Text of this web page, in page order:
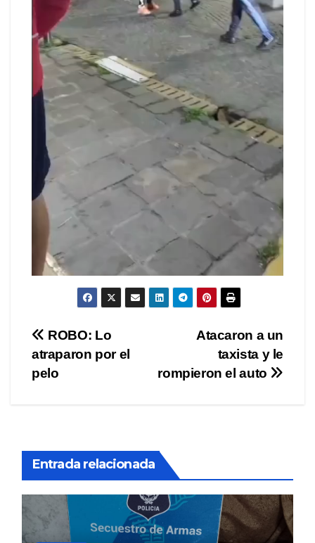
Navegación
de
Atacaron a un
taxista y le
rompieron el auto
ROBO: Lo
atraparon por el
pelo
Entrada relacionada